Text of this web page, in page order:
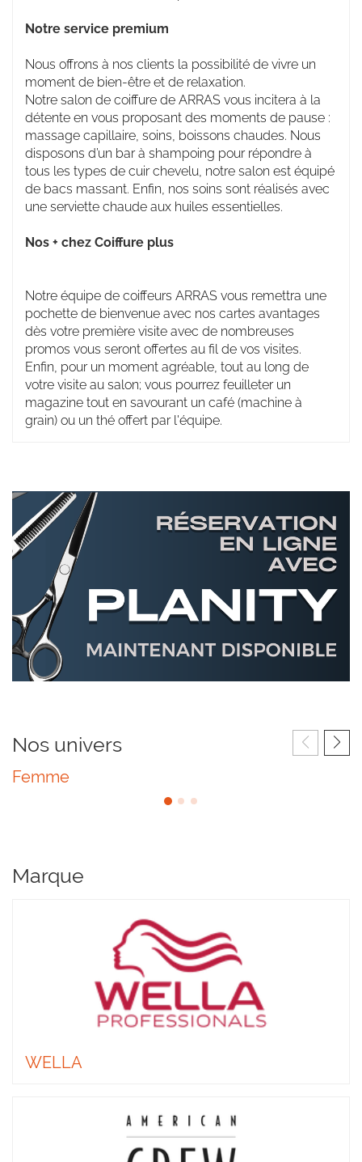
Notre service premium
Nous offrons à nos clients la possibilité de vivre un
moment de bien-être et de relaxation.
Notre salon de coiffure de ARRAS vous incitera à la
détente en vous proposant des moments de pause :
massage capillaire, soins, boissons chaudes. Nous
disposons d’un bar à shampoing pour répondre à
tous les types de cuir chevelu, notre salon est équipé
de bacs massant. Enfin, nos soins sont réalisés avec
une serviette chaude aux huiles essentielles.
Nos + chez Coiffure plus
Notre équipe de coiffeurs ARRAS vous remettra une
pochette de bienvenue avec nos cartes avantages
dès votre première visite avec de nombreuses
promos vous seront offertes au fil de vos visites.
Enfin, pour un moment agréable, tout au long de
votre visite au salon; vous pourrez feuilleter un
magazine tout en savourant un café (machine à
grain) ou un thé offert par l'équipe.
Bannières
Réservation
ligne
avec
PLANITY
Nos univers
Femme
Marque
WELLA